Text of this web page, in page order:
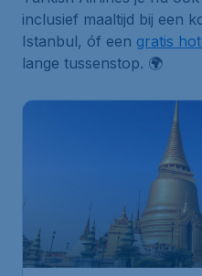
inclusief maaltijd bij een
Istanbul, óf een gratis
lange tussenstop. 🌍